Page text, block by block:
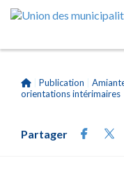
Publication
orientations intérimaires
Partager